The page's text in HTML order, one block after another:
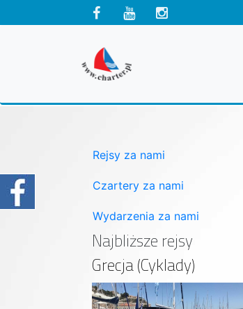
Rejsy za nami
Czartery za nami
Wydarzenia za nami
Najbliższe rejsy
Grecja (Cyklady)